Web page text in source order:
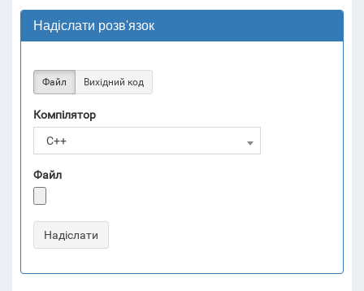
Надіслати розв'язок
Файл Вихідний код
Компілятор
C++
Файл